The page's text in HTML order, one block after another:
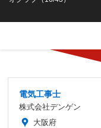
電気工事士
株式会社デンゲン
大阪府